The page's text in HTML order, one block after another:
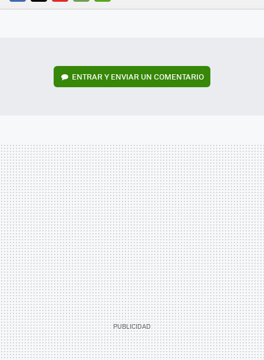
FACEBOOK
TWITTERFLIPBOARD
E-
WHATSAPP
ENTRAR Y ENVIAR UN COMENTARIO